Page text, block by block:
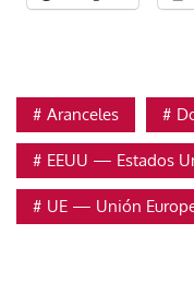
Aranceles
EEUU — Estados
UE — Unión